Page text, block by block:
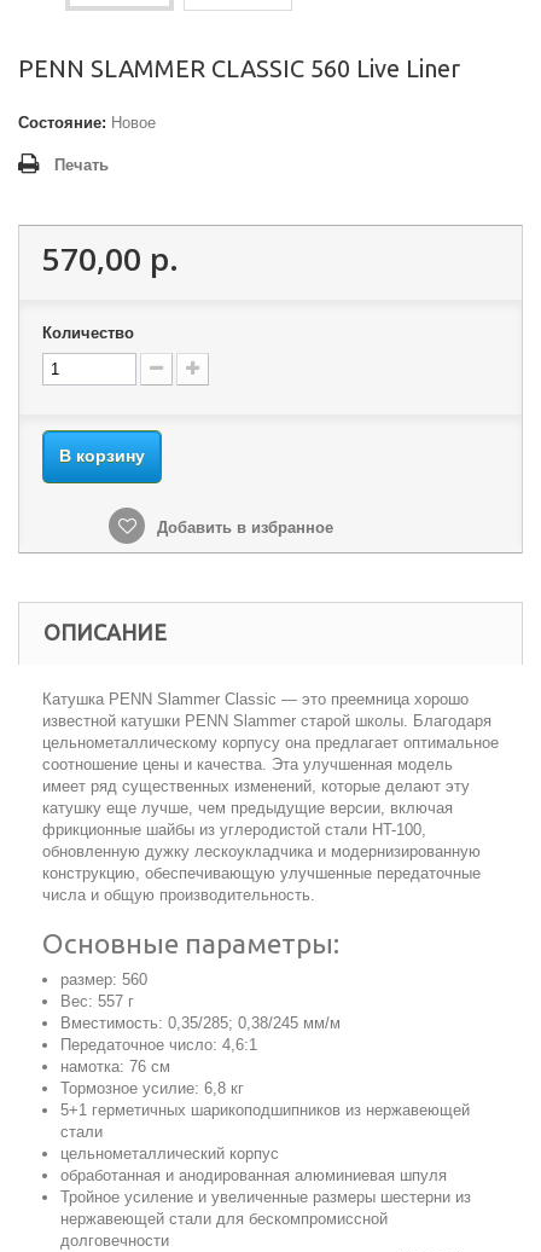
PENN SLAMMER CLASSIC 560 Live Liner
Состояние: Новое
Печать
570,00 р.
Количество
В корзину
Добавить в избранное
ОПИСАНИЕ
Катушка PENN Slammer Classic — это преемница хорошо
известной катушки PENN Slammer старой школы. Благодаря
цельнометаллическому корпусу она предлагает оптимальное
соотношение цены и качества. Эта улучшенная модель
имеет ряд существенных изменений, которые делают эту
катушку еще лучше, чем предыдущие версии, включая
фрикционные шайбы из углеродистой стали HT-100,
обновленную дужку лескоукладчика и модернизированную
конструкцию, обеспечивающую улучшенные передаточные
числа и общую производительность.
Основные параметры:
размер: 560
Вес: 557 г
Вместимость: 0,35/285; 0,38/245 мм/м
Передаточное число: 4,6:1
намотка: 76 см
Тормозное усилие: 6,8 кг
5+1 герметичных шарикоподшипников из нержавеющей
стали
цельнометаллический корпус
обработанная и анодированная алюминиевая шпуля
Тройное усиление и увеличенные размеры шестерни из
нержавеющей стали для бескомпромиссной
долговечности